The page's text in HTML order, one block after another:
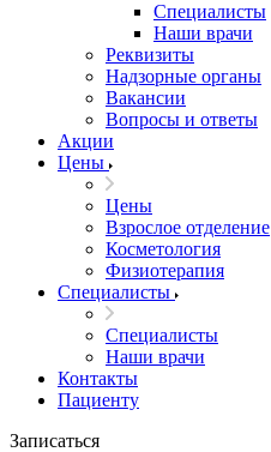
Специалисты
Наши врачи
Реквизиты
Надзорные органы
Вакансии
Вопросы и ответы
Акции
Цены
Цены
Взрослое отделение
Косметология
Физиотерапия
Специалисты
Специалисты
Наши врачи
Контакты
Пациенту
Записаться